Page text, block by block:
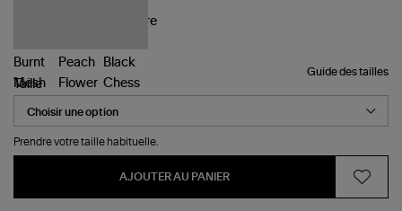
Guide des tailles
Taille
Prendre votre taille habituelle.
AJOUTER AU PANIER